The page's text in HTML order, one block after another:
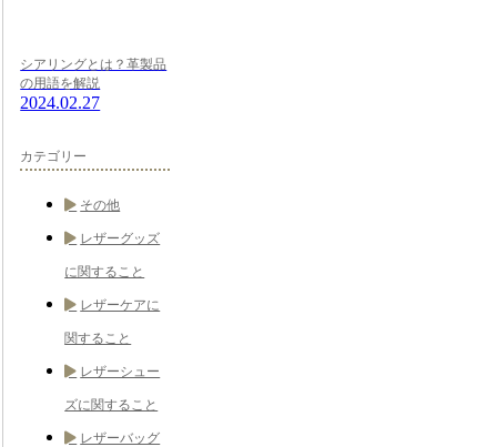
シアリングとは？革製品
の用語を解説
2024.02.27
カテゴリー
その他
レザーグッズ
に関すること
レザーケアに
関すること
レザーシュー
ズに関すること
レザーバッグ